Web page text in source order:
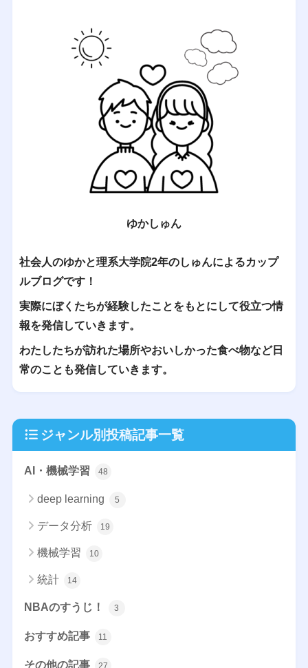
ゆかしゅん
社会人のゆかと理系大学院2年のしゅんによるカップ
ルブログです！
実際にぼくたちが経験したことをもとにして役立つ情
報を発信していきます。
わたしたちが訪れた場所やおいしかった食べ物など日
常のことも発信していきます。
ジャンル別投稿記事一覧
AI・機械学習 48
deep learning 5
データ分析 19
機械学習 10
統計 14
NBAのすうじ！ 3
おすすめ記事 11
その他の記事 27